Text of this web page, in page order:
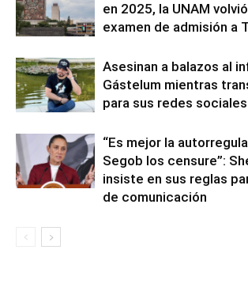
en 2025, la UNAM
examen de admisión a
Asesinan a balazos al
Gástelum mientras
para sus redes sociales
“Es mejor la
Segob los censure”:
insiste en sus reglas
de comunicación